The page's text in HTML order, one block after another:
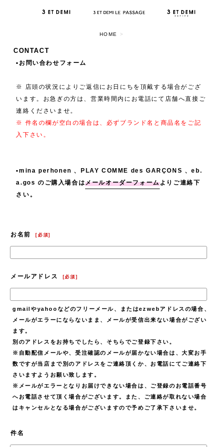
HOME >
CONTACT
▪️お問い合わせフォーム
※ 店頭の状況によりご返信にお日にちを頂戴する場合がござ
います。お急ぎの方は、営業時間内にお電話にて店舗へ直接ご
連絡くださいませ。
※ 件名の欄が空白の場合は、必ずブランド名と商品名をご記
入下さい。
▪️mina perhonen 、PLAY COMME des GARÇONS 、eb.
a.gos のご購入場合はメールオーダーフォームよりご連絡下
さい。
お名前 [必須]
メールアドレス [必須 ]
gmailやyahooなどのフリーメール、またはezwebアドレスの場合、
メールがエラーにならないまま、メールが受信出来ない場合がござい
ます。
別のアドレスをお持ちでしたら、そちらでご登録下さい。
※自動配信メールや、受注確認のメールが届かない場合は、大変お手
数ですが当店まで別のアドレスをご連絡頂くか、お電話にてご連絡下
さいますようお願い致します。
※メールがエラーとなりお届けできない場合は、ご登録のお電話番号
へお電話させて頂く場合がございます。また、ご連絡が取れない場合
はキャンセルとなる場合がございますので予めご了承下さいませ。
件名